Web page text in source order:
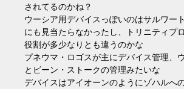
されてるのかね？
ウーシア用デバイスっぽいのはサルワー
にも見当たらなかったし、トリニティプ
役割が多少なりとも違うのかな
プネウマ・ロゴスが主にデバイス管理、
とビーン・ストークの管理みたいな
デバイスはアイオーンのようにゾハルへ